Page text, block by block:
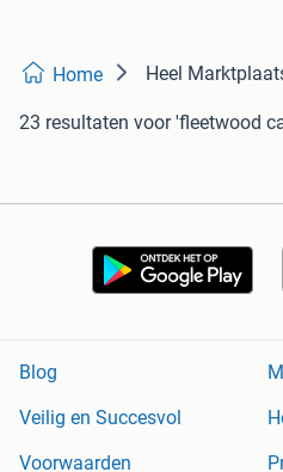
Home Heel
23 resultaten voor 'fleetwood
Blog
Veilig en Succesvol
Voorwaarden